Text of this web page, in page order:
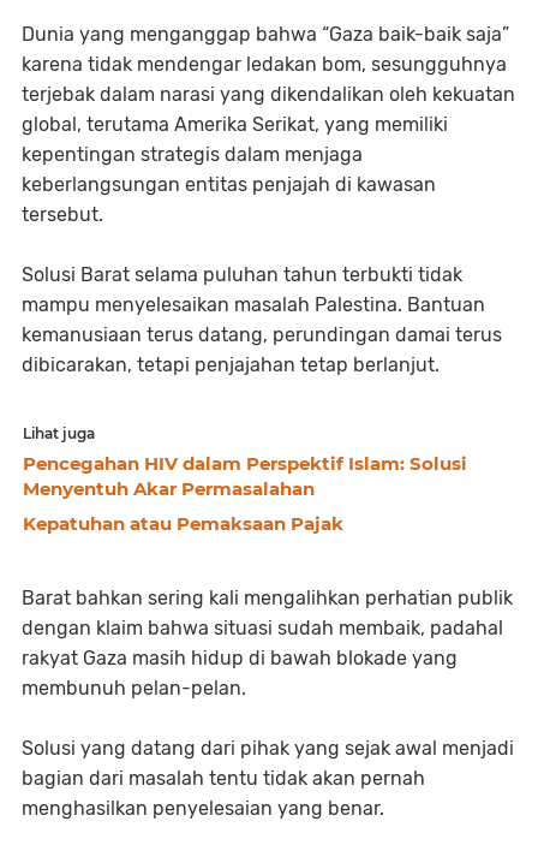
Dunia yang menganggap bahwa “Gaza baik-baik saja”
karena tidak mendengar ledakan bom, sesungguhnya
terjebak dalam narasi yang dikendalikan oleh kekuatan
global, terutama Amerika Serikat, yang memiliki
kepentingan strategis dalam menjaga
keberlangsungan entitas penjajah di kawasan
tersebut.
Solusi Barat selama puluhan tahun terbukti tidak
mampu menyelesaikan masalah Palestina. Bantuan
kemanusiaan terus datang, perundingan damai terus
dibicarakan, tetapi penjajahan tetap berlanjut.
Lihat juga
Pencegahan HIV dalam Perspektif Islam: Solusi
Menyentuh Akar Permasalahan
Kepatuhan atau Pemaksaan Pajak
Barat bahkan sering kali mengalihkan perhatian publik
dengan klaim bahwa situasi sudah membaik, padahal
rakyat Gaza masih hidup di bawah blokade yang
membunuh pelan-pelan.
Solusi yang datang dari pihak yang sejak awal menjadi
bagian dari masalah tentu tidak akan pernah
menghasilkan penyelesaian yang benar.